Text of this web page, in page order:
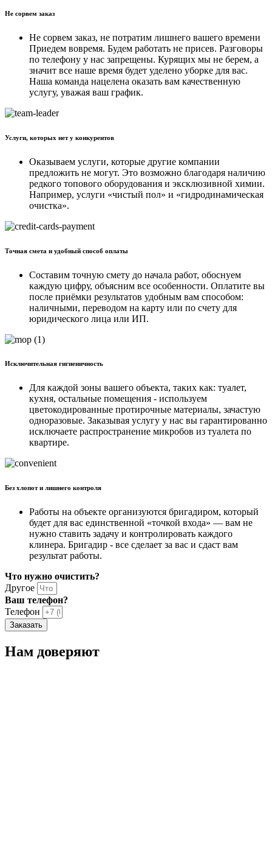
Не сорвем заказ
Не сорвем заказ, не потратим лишнего вашего времени
Приедем вовремя. Будем работать не присев. Разговоры
по телефону у нас запрещены. Курящих мы не берем, а
значит все наше время будет уделено уборке для вас.
Наша команда нацелена оказать вам качественную
услугу, уважая ваш график.
Услуги, которых нет у конкурентов
Оказываем услуги, которые другие компании
предложить не могут. Это возможно благодаря наличию
редкого топового оборудования и эксклюзивной химии.
Например, услуги «чистый пол» и «гидродинамическая
очистка».
Точная смета и удобный способ оплаты
Составим точную смету до начала работ, обоснуем
каждую цифру, объясним все особенности. Оплатите вы
после приёмки результатов удобным вам способом:
наличными, переводом на карту или по счету для
юридического лица или ИП.
Исключительная гигиеничность
Для каждой зоны вашего объекта, таких как: туалет,
кухня, остальные помещения - используем
цветокодированные протирочные материалы, зачастую
одноразовые. Заказывая услугу у нас вы гарантированно
исключаете распространение микробов из туалета по
квартире.
Без хлопот и лишнего контроля
Работы на объекте организуются бригадиром, который
будет для вас единственной «точкой входа» — вам не
нужно ставить задачу и контролировать каждого
клинера. Бригадир - все сделает за вас и сдаст вам
результат работы.
Что нужно очистить?
Другое
Ваш телефон?
Телефон
Заказать
Нам доверяют